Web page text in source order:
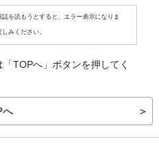
を読もうとすると、エラー表示になりま
みください。
TOPへ」ボタンを押してく
へ ＞